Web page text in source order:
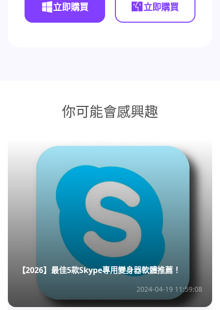
立即購買 立即購買
你可能會感興趣
【2026】最佳5款Skype專用變身器軟體推薦！
2024-04-19 11:59:08